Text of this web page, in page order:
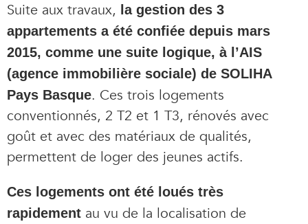
Suite aux travaux,
la gestion des 3
appartements a été confiée depuis mars
2015, comme une suite logique, à l’AIS
(agence immobilière sociale) de SOLIHA
Pays Basque. Ces trois logements
conventionnés, 2 T2 et 1 T3, rénovés avec
goût et avec des matériaux de qualités,
permettent de loger des jeunes actifs.
Ces logements ont été loués très
rapidement au vu de la localisation de